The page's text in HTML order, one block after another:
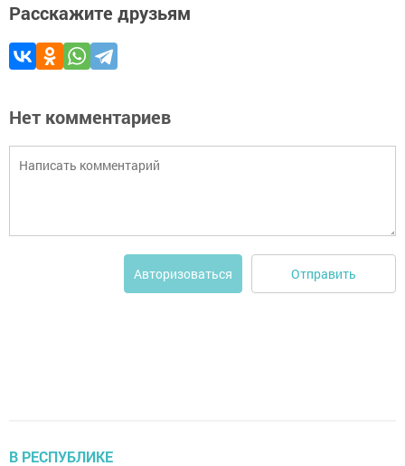
Расскажите друзьям
Нет комментариев
Авторизоваться Отправить
В РЕСПУБЛИКЕ